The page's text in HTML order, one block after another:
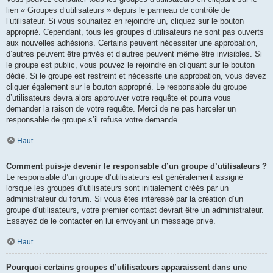
lien « Groupes d’utilisateurs » depuis le panneau de contrôle de
l’utilisateur. Si vous souhaitez en rejoindre un, cliquez sur le bouton
approprié. Cependant, tous les groupes d’utilisateurs ne sont pas ouverts
aux nouvelles adhésions. Certains peuvent nécessiter une approbation,
d’autres peuvent être privés et d’autres peuvent même être invisibles. Si
le groupe est public, vous pouvez le rejoindre en cliquant sur le bouton
dédié. Si le groupe est restreint et nécessite une approbation, vous devez
cliquer également sur le bouton approprié. Le responsable du groupe
d’utilisateurs devra alors approuver votre requête et pourra vous
demander la raison de votre requête. Merci de ne pas harceler un
responsable de groupe s’il refuse votre demande.
Haut
Comment puis-je devenir le responsable d’un groupe d’utilisateurs ?
Le responsable d’un groupe d’utilisateurs est généralement assigné
lorsque les groupes d’utilisateurs sont initialement créés par un
administrateur du forum. Si vous êtes intéressé par la création d’un
groupe d’utilisateurs, votre premier contact devrait être un administrateur.
Essayez de le contacter en lui envoyant un message privé.
Haut
Pourquoi certains groupes d’utilisateurs apparaissent dans une